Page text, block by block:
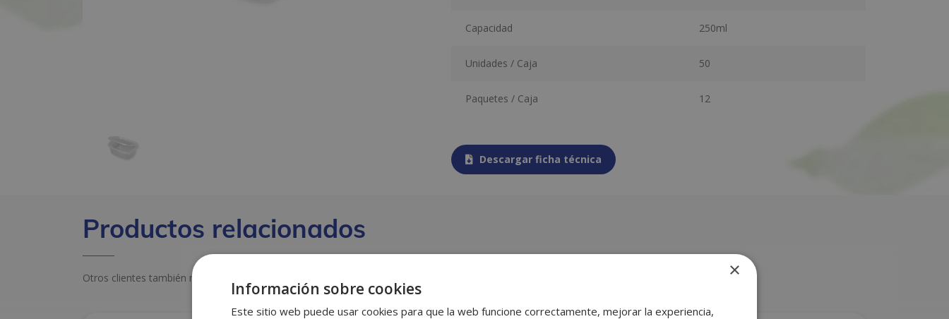
Capacidad 250ml
Unidades / Caja 50
Paquetes / Caja 12
Descargar ficha técnica
Productos relacionados
Otros clientes también miraron estos productos ×
Información sobre cookies
Este sitio web puede usar cookies para que la web funcione correctamente, mejorar la experiencia,